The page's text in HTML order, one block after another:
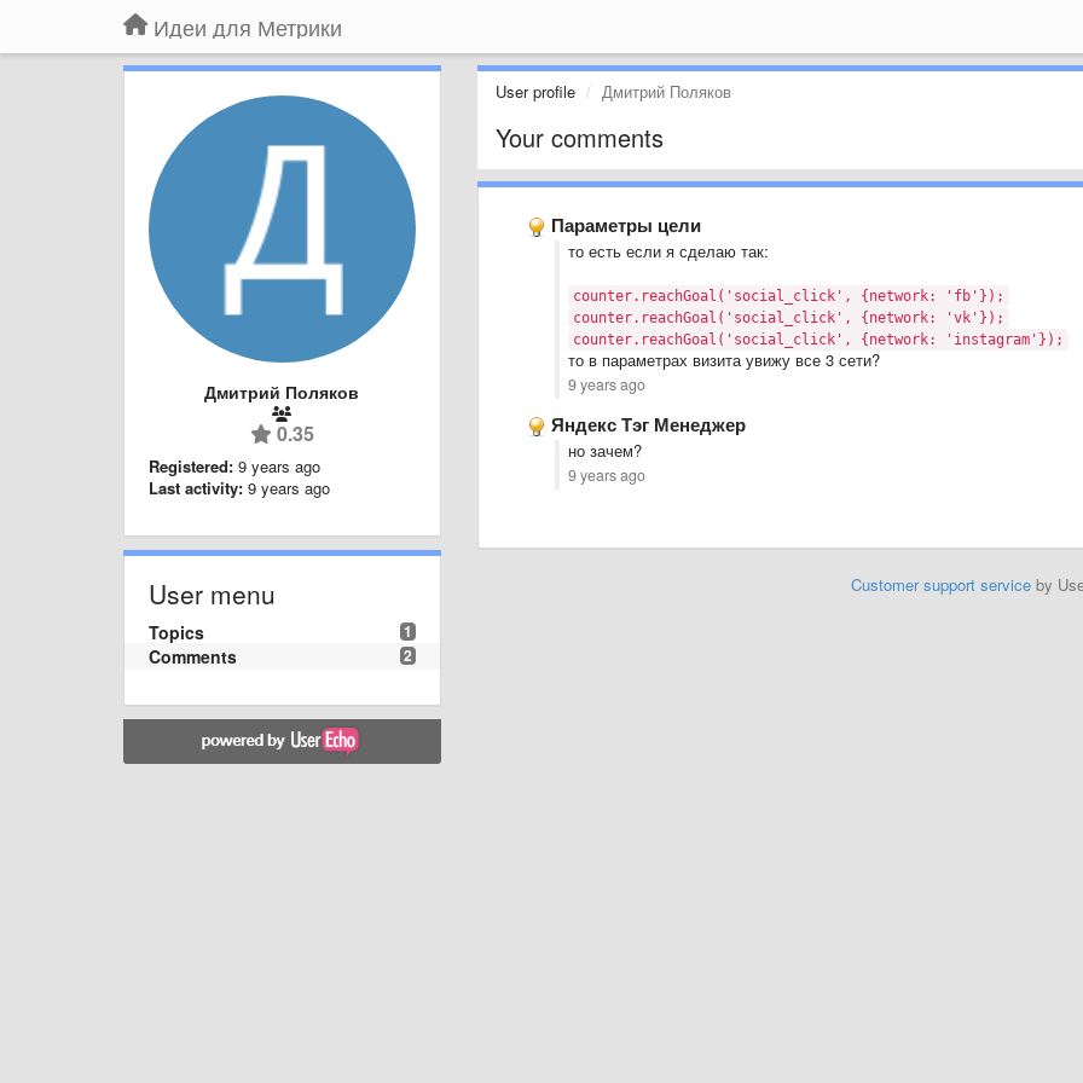
Идеи для Метрики
Дмитрий Поляков
0.35
Registered: 9 years ago
Last activity: 9 years ago
User menu
1
Topics
2
Comments
User profile Дмитрий Поляков
Your comments
Параметры цели
то есть если я сделаю так:
counter.reachGoal('social_click', {network: 'fb'});
counter.reachGoal('social_click', {network: 'vk'});
counter.reachGoal('social_click', {network: 'instagram'});
то в параметрах визита увижу все 3 сети?
9 years ago
Яндекс Тэг Менеджер
но зачем?
9 years ago
Customer support service by